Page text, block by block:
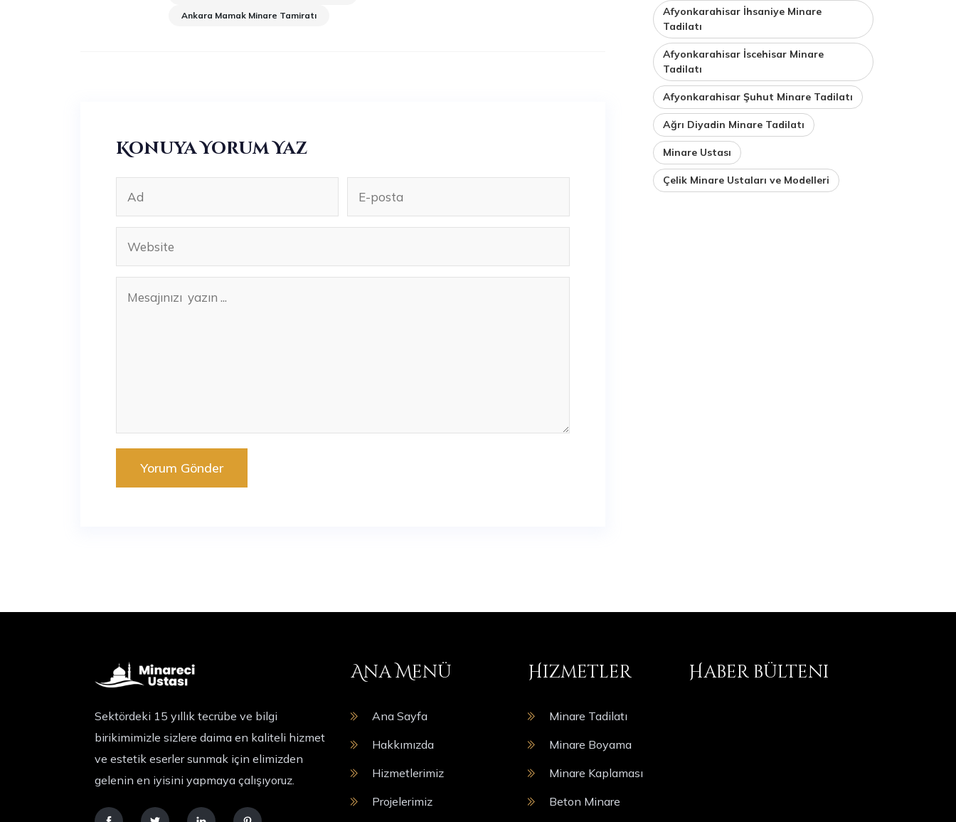
Ankara Mamak Minare Tamiratı
Konuya Yorum Yaz
Afyonkarahisar İhsaniye Minare
Tadilatı
Afyonkarahisar İscehisar Minare
Tadilatı
Afyonkarahisar Şuhut Minare Tadilatı
Ağrı Diyadin Minare Tadilatı
Minare Ustası
Çelik Minare Ustaları ve Modelleri
Sektördeki 15 yıllık tecrübe ve bilgi
birikimimizle sizlere daima en kaliteli hizmet
ve estetik eserler sunmak için elimizden
gelenin en iyisini yapmaya çalışıyoruz.
Ana Menü
Ana Sayfa
Hakkımızda
Hizmetlerimiz
Projelerimiz
Hizmetler
Minare Tadilatı
Minare Boyama
Minare Kaplaması
Beton Minare
Haber bülteni